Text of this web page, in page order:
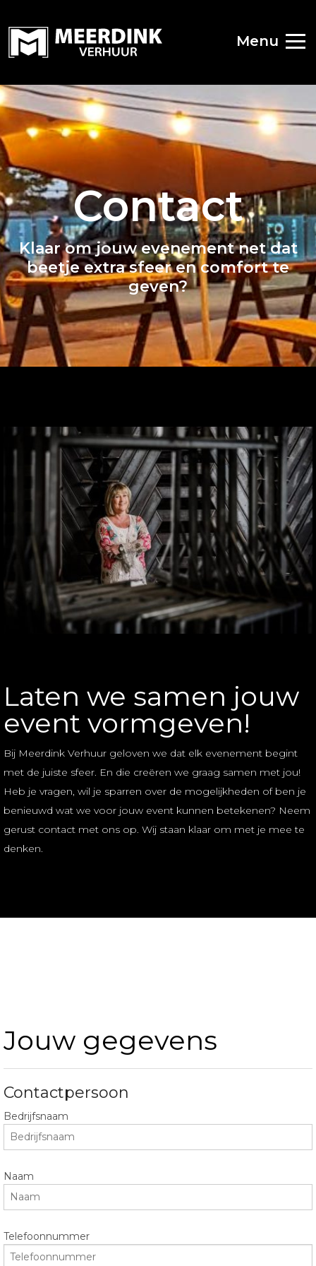
Menu
Contact
Klaar om jouw evenement net dat
beetje extra sfeer en comfort te
geven?
Laten we samen jouw
event vormgeven!
Bij Meerdink Verhuur geloven we dat elk evenement begint
met de juiste sfeer. En die creëren we graag samen met jou!
Heb je vragen, wil je sparren over de mogelijkheden of ben je
benieuwd wat we voor jouw event kunnen betekenen? Neem
gerust contact met ons op. Wij staan klaar om met je meete
denken.
Jouw gegevens
Contactpersoon
Bedrijfsnaam
Naam
Telefoonnummer